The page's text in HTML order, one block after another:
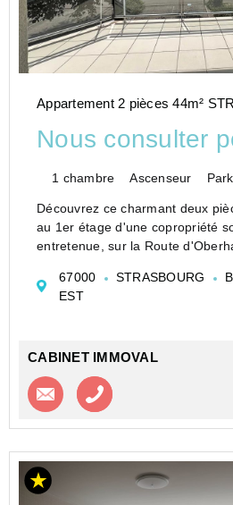
Appartement 2 pièces 44m²
Nous consulter
1 chambre Ascenseur
Découvrez ce charmant deux
au 1er étage d'une copropriété
entretenue, sur la Route d'Oberhausbergen à
Ce logement lumineux s'ouvre
accueillante de 6,13 m² avec
67000 STRASBOURG
EST
CABINET IMMOVAL
Contacter l'agence